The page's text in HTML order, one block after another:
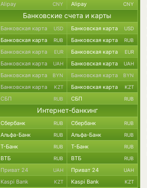
Alipay CNY Alipay CNY
Банковские счета и карты
Банковская карта USD Банковская карта USD
Банковская карта RUB Банковская карта RUB
Банковская карта EUR Банковская карта EUR
Банковская карта UAH Банковская карта UAH
Банковская карта BYN Банковская карта BYN
Банковская карта KZT Банковская карта KZT
СБП RUB СБП RUB
Интернет-банкинг
Сбербанк RUB Сбербанк RUB
Альфа-Банк RUB Альфа-Банк RUB
Т-Банк RUB Т-Банк RUB
ВТБ RUB ВТБ RUB
Приват 24 UAH Приват 24 UAH
Kaspi Bank KZT Kaspi Bank KZT